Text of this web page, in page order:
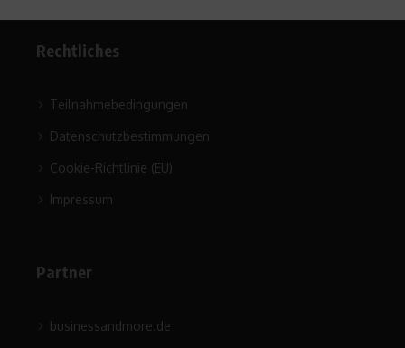
Rechtliches
Teilnahmebedingungen
Datenschutzbestimmungen
Cookie-Richtlinie (EU)
Impressum
Partner
businessandmore.de